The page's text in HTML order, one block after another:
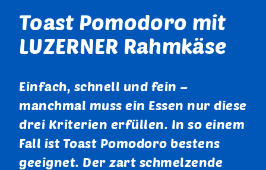
Toast Pomodoro mit
LUZERNER Rahmkäse
Einfach, schnell und fein –
manchmal muss ein Essen nur diese
drei Kriterien erfüllen. In so einem
Fall ist Toast Pomodoro bestens
geeignet. Der zart schmelzende